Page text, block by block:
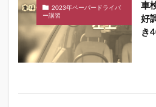
2023年ペーパードライバ
ー講習
車
好
き